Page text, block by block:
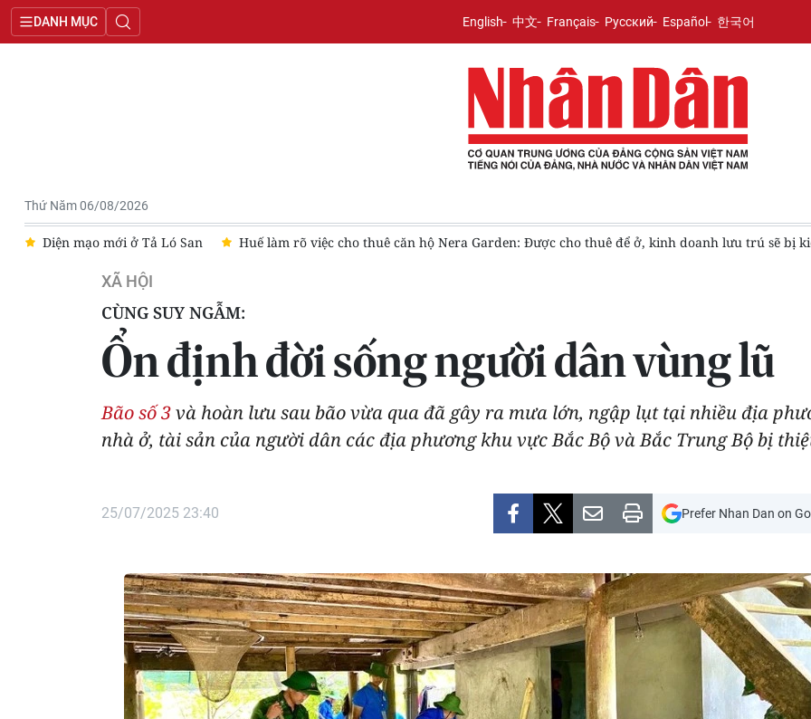
DANH MỤC English 中文 Français Русский Español 한국어
Thứ Năm 06/08/2026
Diện mạo mới ở Tả Ló San Huế làm rõ việc cho thuê căn hộ Nera Garden: Được cho thuê để ở, kinh doanh lưu trú sẽ bị kiểm
XÃ HỘI
CÙNG SUY NGẪM:
Ổn định đời sống người dân vùng lũ
Bão số 3và hoàn lưu sau bão vừa qua đã gây ra mưa lớn, ngập lụt tại nhiều địa
nhà ở, tài sản của người dân các địa phương khu vực Bắc Bộ và Bắc Trung Bộ bị
25/07/2025 23:40 Prefer Nhan Dan on